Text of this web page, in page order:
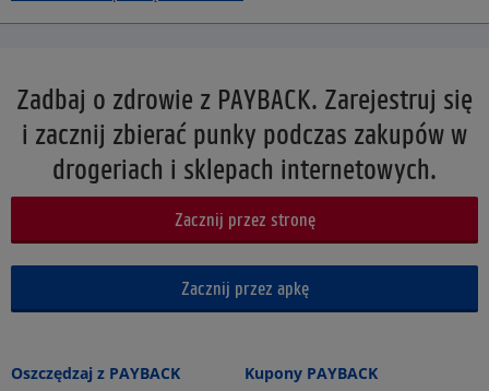
Zadbaj o zdrowie z PAYBACK. Zarejestruj się
i zacznij zbierać punky podczas zakupów w
drogeriach i sklepach internetowych.
Zacznij przez stronę
Zacznij przez apkę
Oszczędzaj z PAYBACK
Kupony PAYBACK